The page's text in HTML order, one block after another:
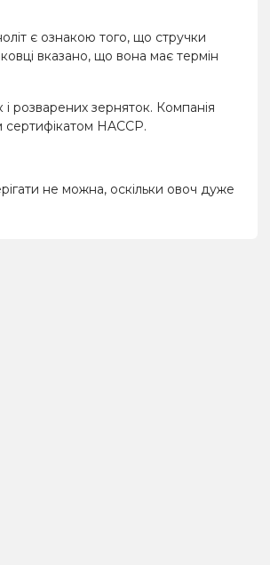
є ознакою того, що стручки
вказано, що вона має термін
розварених зерняток. Компанія
HACCP.
не можна, оскільки овоч дуже